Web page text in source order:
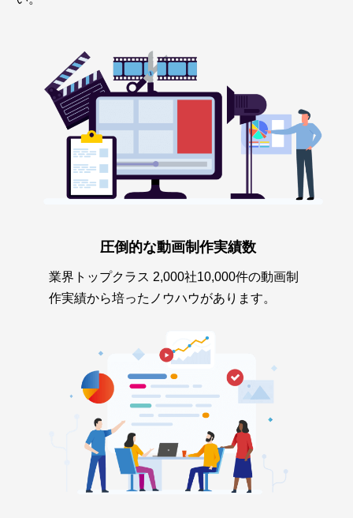
圧倒的な動画制作実績数
業界トップクラス 2,000社10,000件の動画制
作実績から培ったノウハウがあります。